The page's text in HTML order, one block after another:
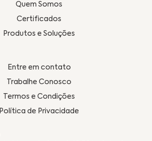
Quem Somos
Certificados
Produtos e Soluções
Entre em contato
Trabalhe Conosco
Termos e Condições
Política de Privacidade